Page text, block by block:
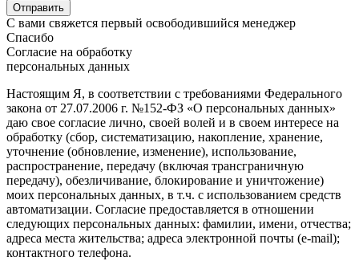
С вами свяжется первый освободившийся менеджер
Спасибо
Согласие на обработку
персональных данных
Настоящим Я, в соответствии с требованиями Федерального
закона от 27.07.2006 г. №152-ФЗ «О персональных данных»
даю свое согласие лично, своей волей и в своем интересе на
обработку (сбор, систематизацию, накопление, хранение,
уточнение (обновление, изменение), использование,
распространение, передачу (включая трансграничную
передачу), обезличивание, блокирование и уничтожение)
моих персональных данных, в т.ч. с использованием средств
автоматизации. Согласие предоставляется в отношении
следующих персональных данных: фамилии, имени, отчества;
адреса места жительства; адреса электронной почты (e-mail);
контактного телефона.